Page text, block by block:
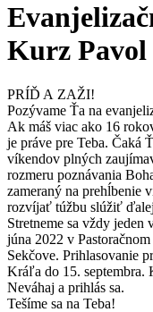
Kurz Pavol
PRÍĎ A ZAŽI!
Pozývame Ťa na
Ak máš viac ako 16
je práve pre Teba. Čaká
víkendov plných
rozmeru poznávania
zameraný na prehĺbenie
rozvíjať túžbu slúžiť
Stretneme sa vždy jeden
júna 2022 v Pastoračnom
Sekčove. Prihlasovanie
Kráľa do 15. septembra.
Neváhaj a prihlás sa.
Tešíme sa na Teba!